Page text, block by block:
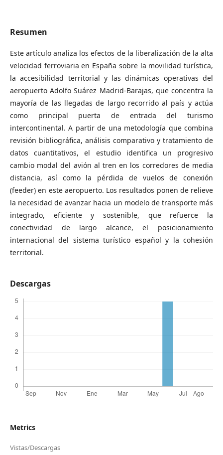
Resumen
Este artículo analiza los efectos de la liberalización de la alta
velocidad ferroviaria en España sobre la movilidad turística,
la accesibilidad territorial y las dinámicas operativas del
aeropuerto Adolfo Suárez Madrid-Barajas, que concentra la
mayoría de las llegadas de largo recorrido al país y actúa
como principal puerta de entrada del turismo
intercontinental. A partir de una metodología que combina
revisión bibliográfica, análisis comparativo y tratamiento de
datos cuantitativos, el estudio identifica un progresivo
cambio modal del avión al tren en los corredores de media
distancia, así como la pérdida de vuelos de conexión
(feeder) en este aeropuerto. Los resultados ponen de relieve
la necesidad de avanzar hacia un modelo de transporte más
integrado, eficiente y sostenible, que refuerce la
conectividad de largo alcance, el posicionamiento
internacional del sistema turístico español y la cohesión
territorial.
Descargas
Metrics
Vistas/Descargas